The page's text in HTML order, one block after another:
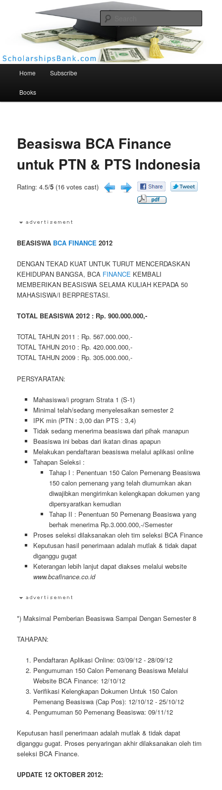
Scholarships Bank
Home Subscribe
Books
Beasiswa BCA Finance
untuk PTN & PTS Indonesia
Rating: 4.5/5 (16 votes cast)
BEASISWA BCA FINANCE 2012
DENGAN TEKAD KUAT UNTUK TURUT MENCERDASKAN
KEHIDUPAN BANGSA, BCA FINANCE KEMBALI
MEMBERIKAN BEASISWA SELAMA KULIAH KEPADA 50
MAHASISWA/I BERPRESTASI.
TOTAL BEASISWA 2012 : Rp. 900.000.000,-
TOTAL TAHUN 2011 : Rp. 567.000.000,-
TOTAL TAHUN 2010 : Rp. 420.000.000,-
TOTAL TAHUN 2009 : Rp. 305.000.000,-
PERSYARATAN:
Mahasiswa/i program Strata 1 (S-1)
Minimal telah/sedang menyelesaikan semester 2
IPK min (PTN : 3,00 dan PTS : 3,4)
Tidak sedang menerima beasiswa dari pihak manapun
Beasiswa ini bebas dari ikatan dinas apapun
Melakukan pendaftaran beasiswa melalui aplikasi online
Tahapan Seleksi :
Tahap I : Penentuan 150 Calon Pemenang Beasiswa
150 calon pemenang yang telah diumumkan akan
diwajibkan mengirimkan kelengkapan dokumen yang
dipersyaratkan kemudian
Tahap II : Penentuan 50 Pemenang Beasiswa yang
berhak menerima Rp.3.000.000,-/Semester
Proses seleksi dilaksanakan oleh tim seleksi BCA Finance
Keputusan hasil penerimaan adalah mutlak & tidak dapat
diganggu gugat
Keterangan lebih lanjut dapat diakses melalui website
www.bcafinance.co.id
*) Maksimal Pemberian Beasiswa Sampai Dengan Semester 8
TAHAPAN:
Pendaftaran Aplikasi Online: 03/09/12 - 28/09/12
Pengumuman 150 Calon Pemenang Beasiswa Melalui
Website BCA Finance: 12/10/12
Verifikasi Kelengkapan Dokumen Untuk 150 Calon
Pemenang Beasiswa (Cap Pos): 12/10/12 - 25/10/12
Pengumuman 50 Pemenang Beasiswa: 09/11/12
Keputusan hasil penerimaan adalah mutlak & tidak dapat
diganggu gugat. Proses penyaringan akhir dilaksanakan oleh tim
seleksi BCA Finance.
UPDATE 12 OKTOBER 2012: